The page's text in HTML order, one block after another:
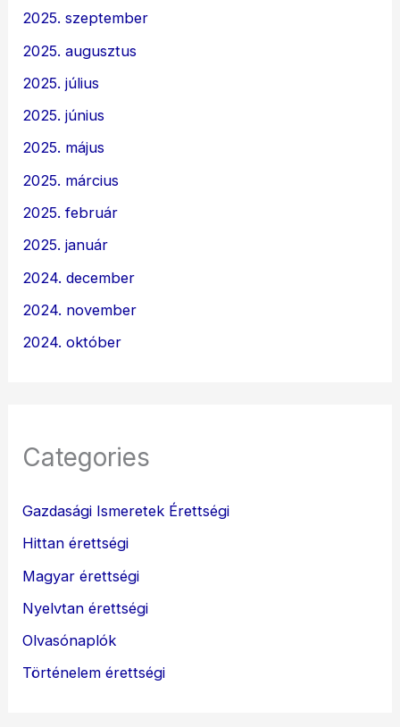
2025. szeptember
2025. augusztus
2025. július
2025. június
2025. május
2025. március
2025. február
2025. január
2024. december
2024. november
2024. október
Categories
Gazdasági Ismeretek Érettségi
Hittan érettségi
Magyar érettségi
Nyelvtan érettségi
Olvasónaplók
Történelem érettségi